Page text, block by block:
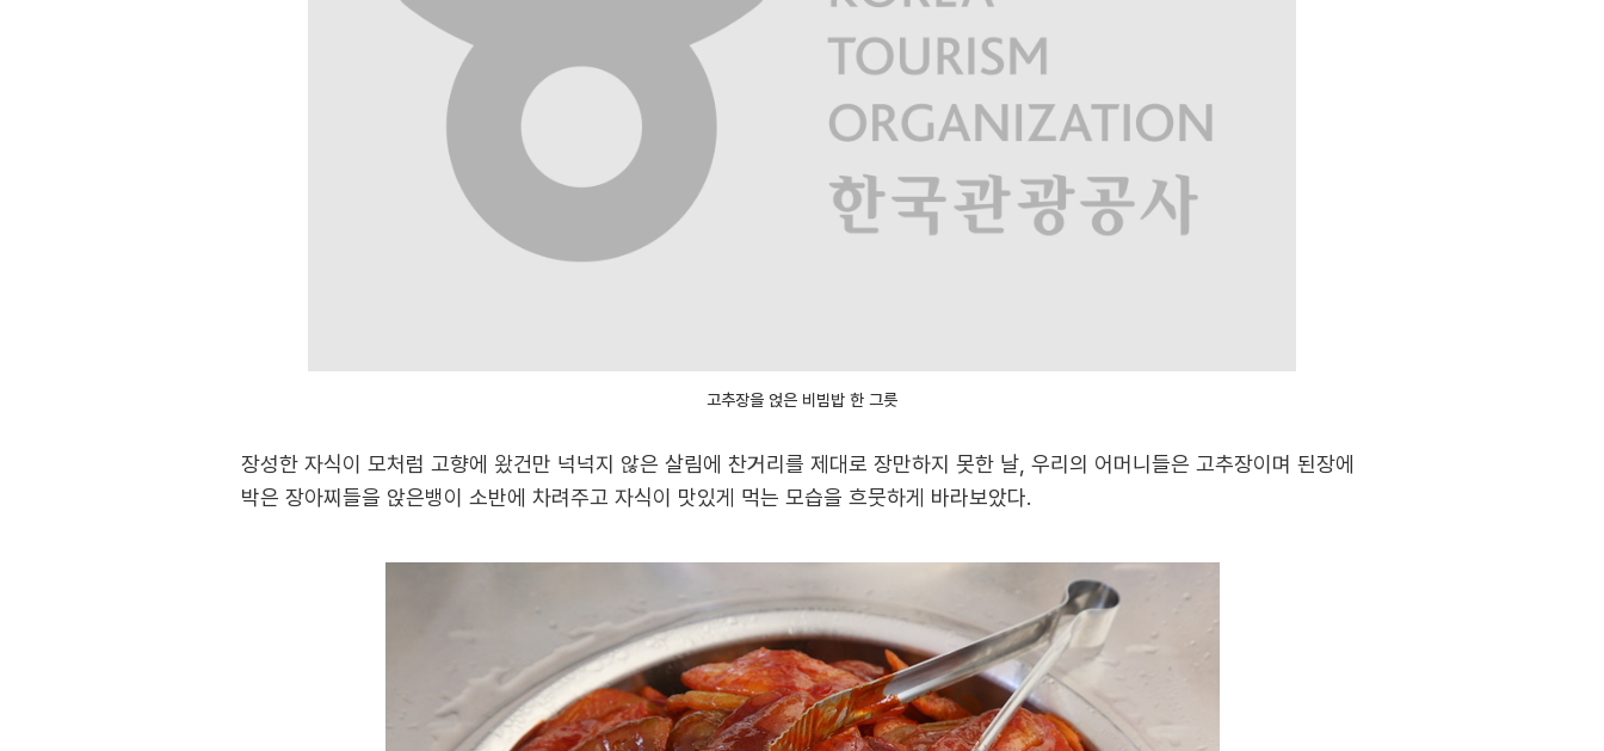
고추장을 얹은 비빔밥 한 그릇
장성한 자식이 모처럼 고향에 왔건만 넉넉지 않은 살림에 찬거리를 제대로 장만하지 못한 날, 우리의 어머니들은 고추장이며 된장에
박은 장아찌들을 앉은뱅이 소반에 차려주고 자식이 맛있게 먹는 모습을 흐뭇하게 바라보았다.